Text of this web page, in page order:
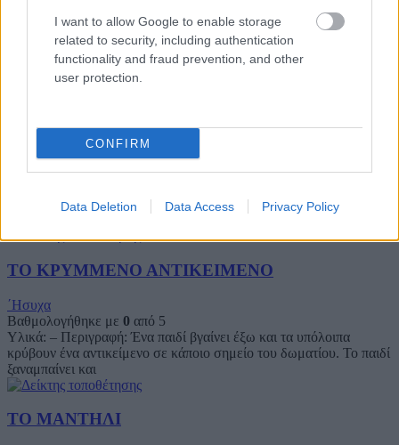
I want to allow Google to enable storage
related to security, including authentication
functionality and fraud prevention, and other
user protection.
CONFIRM
Data Deletion Data Access Privacy Policy
Βαθμολογήθηκε με0από 5
Υλικά: – Περιγραφή: Τα παιδιά σχηματίζουν τριάδες. Κάθε τριάδα
αποτελεί τον «ποντικό», ενώ ένα ακόμα παιδί είναι η «γάτα». Τα
΄Ησυχα
Βαθμολογήθηκε με0από 5
πρώτα παρατηρήσει καλά για 1 λεπτό την υπόλοιπη Ενωμοτία.
ΤΟ ΚΡΥΜΜΕΝΟ ΑΝΤΙΚΕΙΜΕΝΟ
΄Ησυχα
Βαθμολογήθηκε με 0 από 5
Υλικά: – Περιγραφή: Ένα παιδί βγαίνει έξω και τα υπόλοιπα
κρύβουν ένα αντικείμενο σε κάποιο σημείο του δωματίου. Το παιδί
ξαναμπαίνει και
ΤΟ ΜΑΝΤΗΛΙ